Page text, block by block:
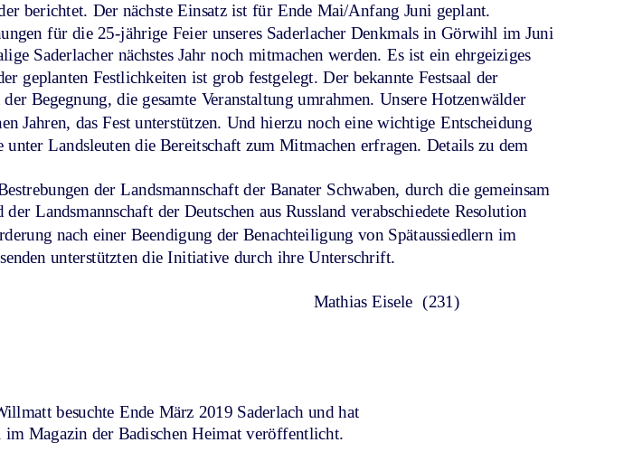
berichtet. Der nächste Einsatz ist für Ende Mai/Anfang Juni geplant.
für die 25-jährige Feier unseres Saderlacher Denkmals in Görwihl im Juni
Saderlacher nächstes Jahr noch mitmachen werden. Es ist ein ehrgeiziges
geplanten Festlichkeiten ist grob festgelegt. Der bekannte Festsaal der
Begegnung, die gesamte Veranstaltung umrahmen. Unsere Hotzenwälder
Jahren, das Fest unterstützen. Und hierzu noch eine wichtige Entscheidung
Landsleuten die Bereitschaft zum Mitmachen erfragen. Details zu dem
der Landsmannschaft der Banater Schwaben, durch die gemeinsam
Landsmannschaft der Deutschen aus Russland verabschiedete Resolution
nach einer Beendigung der Benachteiligung von Spätaussiedlern im
unterstützten die Initiative durch ihre Unterschrift.
Mathias Eisele  (231)
besuchte Ende März 2019 Saderlach und hat
Magazin der Badischen Heimat veröffentlicht.